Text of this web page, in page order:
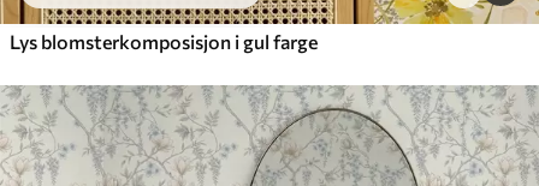
Lys blomsterkomposisjon i gul farge